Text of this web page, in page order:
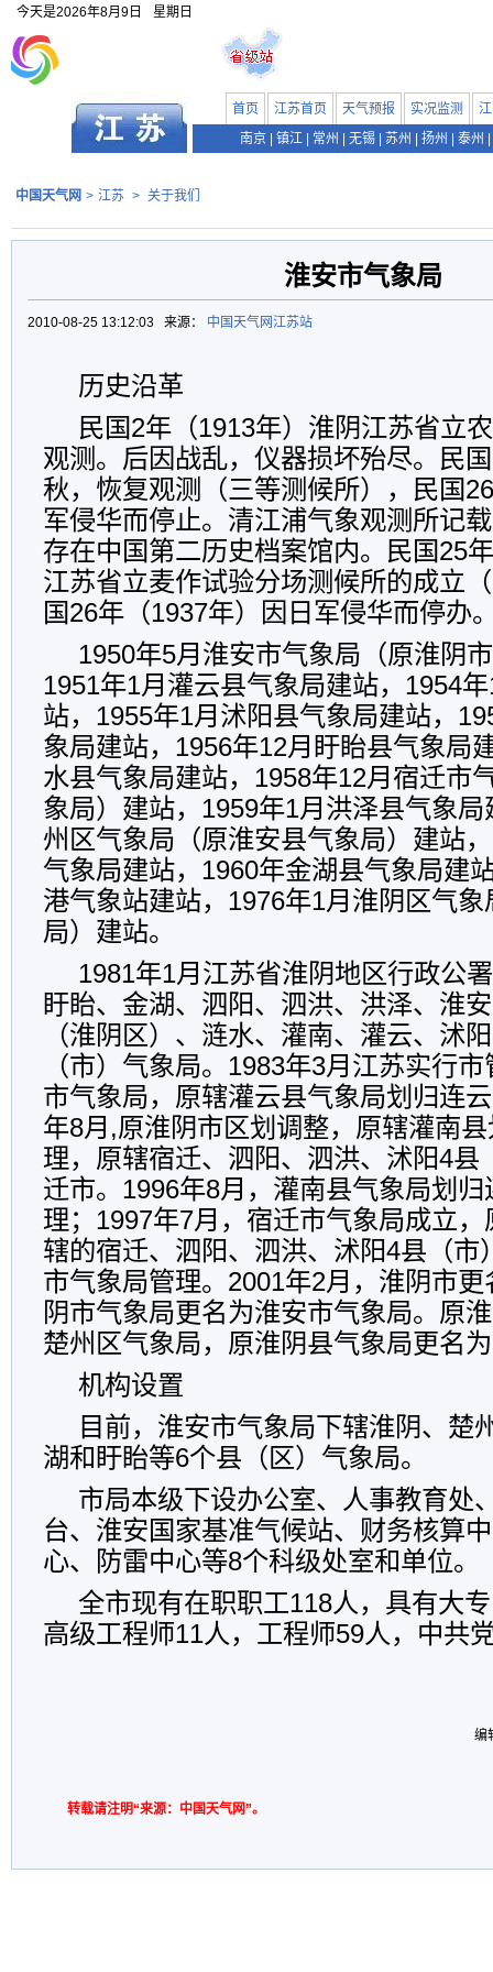
今天是2026年8月9日 星期日
首页 江苏首页 天气预报 实况监测
南京
镇江 常州 无锡 苏州 扬州 泰州
中国天气网 > 江苏 > 关于我们
淮安市气象局
2010-08-25 13:12:03 来源： 中国天气网江苏站
历史沿革
民国2年（1913年）淮阴江苏省立
观测。后因战乱，仪器损坏殆尽。民
秋，恢复观测（三等测候所），民国
军侵华而停止。清江浦气象观测所记
存在中国第二历史档案馆内。民国25
江苏省立麦作试验分场测候所的成立
国26年（1937年）因日军侵华而停办
1950年5月淮安市气象局（原淮阴
1951年1月灌云县气象局建站，1954
站，1955年1月沭阳县气象局建站，
象局建站，1956年12月盱眙县气象局
水县气象局建站，1958年12月宿迁市
象局）建站，1959年1月洪泽县气象
州区气象局（原淮安县气象局）建站
气象局建站，1960年金湖县气象局建
港气象站建站，1976年1月淮阴区气
局）建站。
1981年1月江苏省淮阴地区行政公
盱眙、金湖、泗阳、泗洪、洪泽、淮
（淮阴区）、涟水、灌南、灌云、沭
（市）气象局。1983年3月江苏实行
市气象局，原辖灌云县气象局划归连
年8月,原淮阴市区划调整，原辖灌南
理，原辖宿迁、泗阳、泗洪、沭阳4县
迁市。1996年8月，灌南县气象局划
理；1997年7月，宿迁市气象局成立
辖的宿迁、泗阳、泗洪、沭阳4县（市
市气象局管理。2001年2月，淮阴市
阴市气象局更名为淮安市气象局。原
楚州区气象局，原淮阴县气象局更名
机构设置
目前，淮安市气象局下辖淮阴、楚
湖和盱眙等6个县（区）气象局。
市局本级下设办公室、人事教育处
台、淮安国家基准气候站、财务核算
心、防雷中心等8个科级处室和单位。
全市现有在职职工118人，具有大
高级工程师11人，工程师59人，中共
编
转载请注明“来源：中国天气网”。